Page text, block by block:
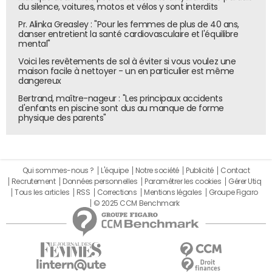
8%). L’avance d’Edouard Philippe tient notamment à sa
"capacité à s’ancrer davantage dans des électorats plus
favorables au macronisme et de droite", analyse Frédéric
Dabi, directeur général opinion de l’Ifop.
Bruno Retailleau reste dans la course et s'installe
président des Républicains est même crédité d'un
flatteur 14% dans l'hypothèse où il se retrouverait face à
ancien allié. A ce bloc de droite s'ajoute un courant
souverainiste, incarné par Nicolas Dupont-Aignan, estimé
Une gauche éclatée, Mélenchon en tête
A gauche, les divisions persistent. Jean-Luc Mélenchon
du silence, voitures, motos et vélos y sont interdits
Pr. Alinka Greasley : "Pour les femmes de plus de 40 ans,
danser entretient la santé cardiovasculaire et l'équilibre
mental"
Voici les revêtements de sol à éviter si vous voulez une
maison facile à nettoyer - un en particulier est même
dangereux
Bertrand, maître-nageur : "Les principaux accidents
d'enfants en piscine sont dus au manque de forme
physique des parents"
Qui sommes-nous ? L'équipe Notre société Publicité
Contact
Recrutement
Données personnelles Paramétrer les cookies
Gérer Utiq
Tous les articles
RSS Corrections Mentions légales
Groupe Figaro
© 2025 CCM Benchmark